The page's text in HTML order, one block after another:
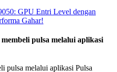
GPU Entri Level dengan
Gahar!
pulsa melalui aplikasi
pulsa melalui aplikasi Pulsa